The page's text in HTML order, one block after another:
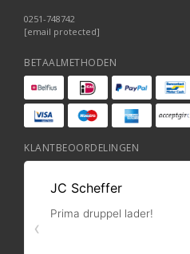
0251-748742
[email protected]
BETAALMETHODEN
KLANTBEOORDELINGEN